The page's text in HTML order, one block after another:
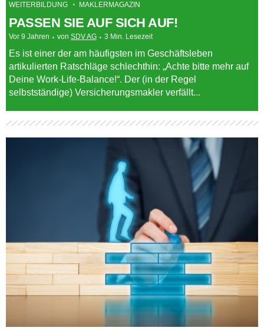
WEITERBILDUNG MAKLERMAGAZIN
PASSEN SIE AUF SICH AUF!
Vor 9 Jahren von SDV AG 3 Min. Lesezeit
Es ist einer der am häufigsten im Geschäftsleben
artikulierten Ratschläge schlechthin: „Achte bitte mehr auf
Deine Work-Life-Balance!“. Der (in der Regel
selbstständige) Versicherungsmakler verfällt...